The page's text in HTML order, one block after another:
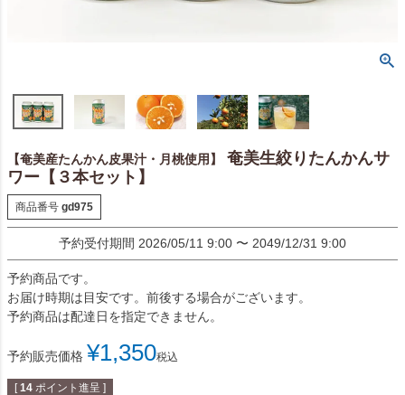
【奄美産たんかん皮果汁・月桃使用】
奄美生絞りたんかんサ
ワー【３本セット】
商品番号 gd975
予約受付期間 2026/05/11 9:00 〜 2049/12/31 9:00
予約商品です。
お届け時期は目安です。前後する場合がございます。
予約商品は配達日を指定できません。
予約販売価格 ¥1,350税込
[ 14 ポイント進呈 ]